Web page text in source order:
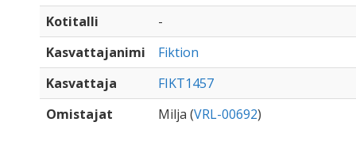
Kotitalli
-
Kasvattajanimi
Fiktion
Kasvattaja
FIKT1457
Omistajat
Milja (VRL-00692)